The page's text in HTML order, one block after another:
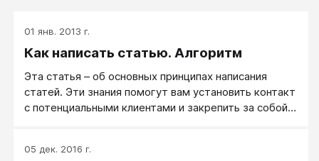
01 янв. 2013 г.
Как написать статью. Алгоритм
Эта статья – об основных принципах написания
статей. Эти знания помогут вам установить контакт
с потенциальными клиентами и закрепить за собой
05 дек. 2016 г.